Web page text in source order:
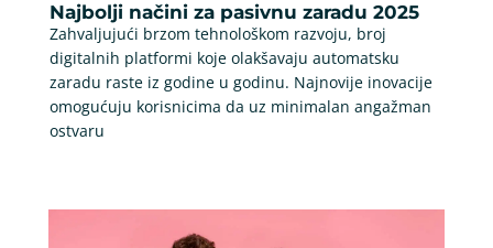
Najbolji načini za pasivnu zaradu 2025
Zahvaljujući brzom tehnološkom razvoju, broj
digitalnih platformi koje olakšavaju automatsku
zaradu raste iz godine u godinu. Najnovije inovacije
omogućuju korisnicima da uz minimalan angažman
ostvaru